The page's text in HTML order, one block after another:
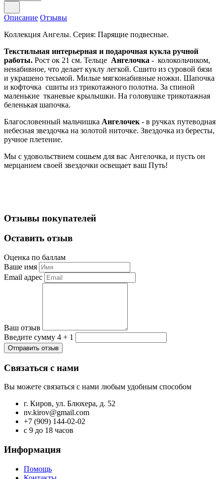
Описание Отзывы
Коллекция Ангелы. Серия: Парящие подвесные.
Текстильная интерьерная и подарочная кукла ручной
работы. Рост ок 21 см. Тельце Ангелочка - колокольчиком,
ненабивное, что делает куклу легкой. Сшито из суровой бязи
и украшено тесьмой. Милые мягконабивные ножки. Шапочка
и кофточка сшиты из трикотажного полотна. За спиной
маленькие тканевые крылышки. На головушке трикотажная
беленькая шапочка.
Благословенный мальчишка Ангелочек - в ручках путеводная
небесная звездочка на золотой ниточке. Звездочка из бересты,
ручное плетение.
Мы с удовольствием сошьем для вас Ангелочка, и пусть он
мерцанием своей звездочки освещает ваш Путь!
Отзывы покупателей
Оставить отзыв
Оценка по баллам
Ваше имя
Email адрес
Ваш отзыв
Введите сумму 4 + 1
Отправить отзыв
Связаться с нами
Вы можете связаться с нами любым удобным способом
г. Киров, ул. Блюхера, д. 52
nv.kirov@gmail.com
+7 (909) 144-02-02
с 9 до 18 часов
Информация
Помощь